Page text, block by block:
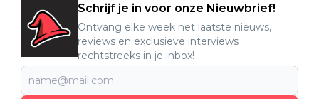
Schrijf je in voor onze Nieuwbrief!
Ontvang elke week het laatste nieuws,
reviews en exclusieve interviews
rechtstreeks in je inbox!